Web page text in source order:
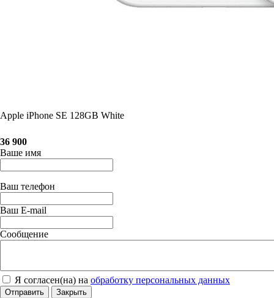
Apple iPhone SE 128GB White
36 900
Ваше имя
Ваш телефон
Ваш E-mail
Сообщение
Я согласен(на) на обработку персональных данных
Отправить Закрыть